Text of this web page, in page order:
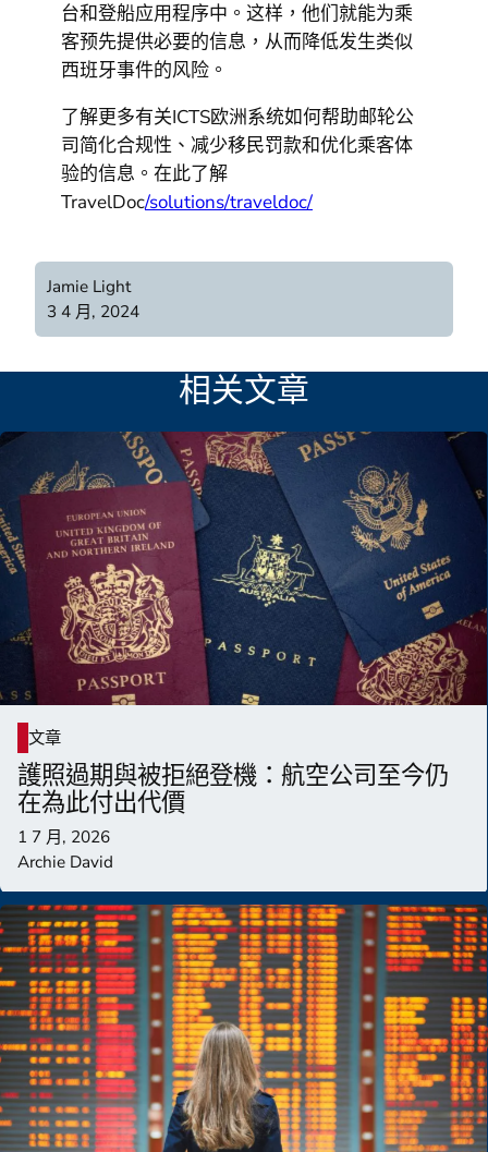
台和登船应用程序中。这样，他们就能为乘
客预先提供必要的信息，从而降低发生类似
西班牙事件的风险。
了解更多有关ICTS欧洲系统如何帮助邮轮公
司简化合规性、减少移民罚款和优化乘客体
验的信息。在此了解
TravelDoc/solutions/traveldoc/
Jamie Light
3 4 月, 2024
相关文章
文章
護照過期與被拒絕登機：航空公司至今仍
在為此付出代價
1 7 月, 2026
Archie David